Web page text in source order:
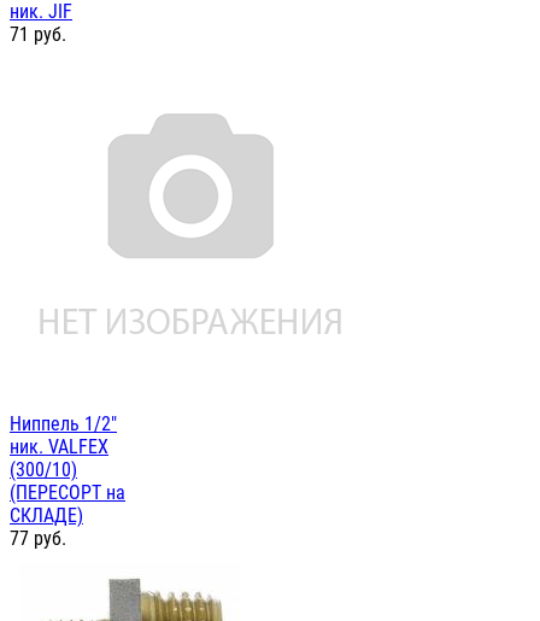
ник. JIF
71 руб.
Ниппель 1/2"
ник. VALFEX
(300/10)
(ПЕРЕСОРТ на
СКЛАДЕ)
77 руб.